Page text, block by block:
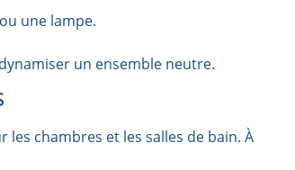
une lampe.
un ensemble neutre.
les chambres et les salles de bain. À